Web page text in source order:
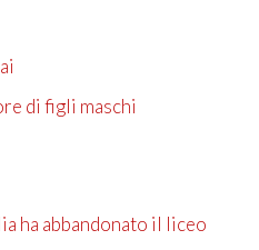
di figli maschi
ha abbandonato il liceo